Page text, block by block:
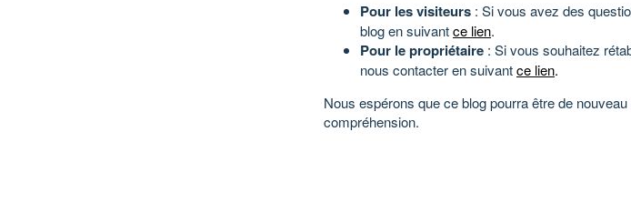
Pour les visiteurs : Si vous avez des
blog en suivantce lien.
Pour le propriétaire : Si vous souhaitez
nous contacter en suivantce lien.
Nous espérons que ce blog pourra être de
compréhension.